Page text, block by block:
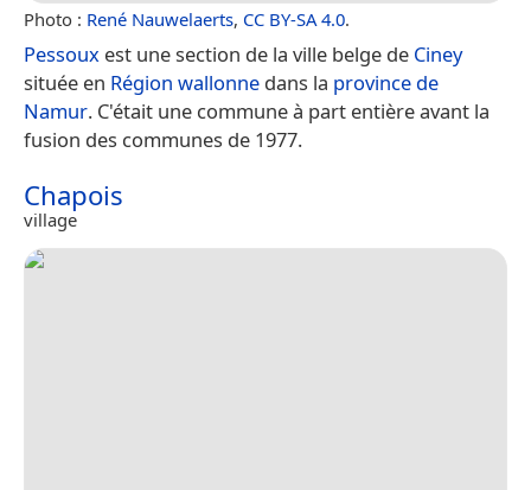
Photo : René Nauwelaerts, CC BY-SA 4.0.
Pessoux est une section de la ville belge de Ciney
située en Région wallonne dans la province de
Namur. C'était une commune à part entière avant la
fusion des communes de 1977.
Chapois
village